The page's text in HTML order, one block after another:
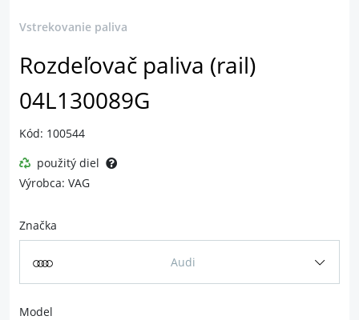
Vstrekovanie paliva
Rozdeľovač paliva (rail)
04L130089G
Kód: 100544
použitý diel
Výrobca: VAG
Značka
Audi
Model